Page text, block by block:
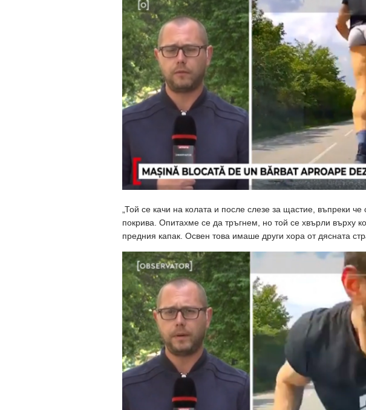
„Той се качи на колата и после слезе за щастие, въпреки
покрива. Опитахме се да тръгнем, но той се хвърли върху
предния капак. Освен това имаше други хора от дясната